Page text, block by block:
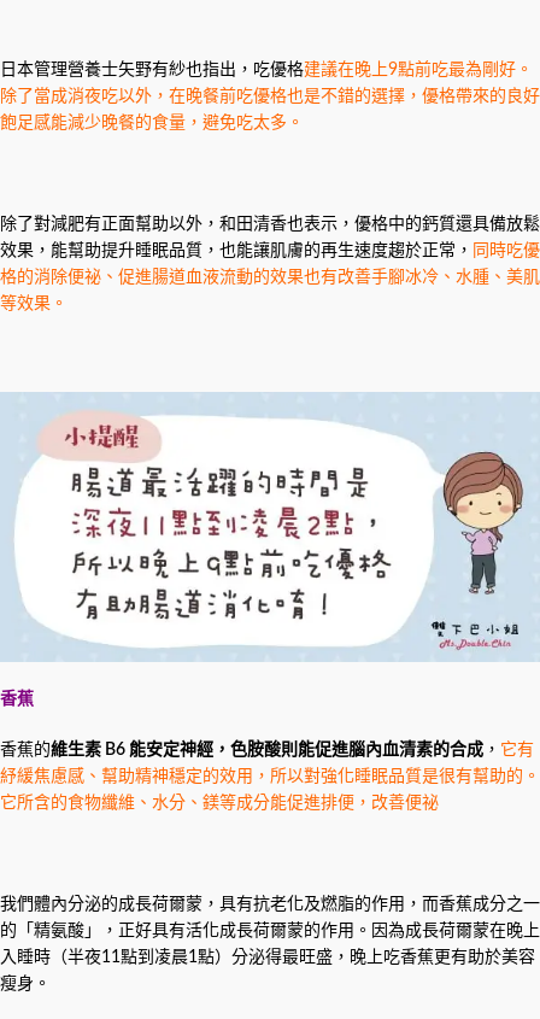
日本管理營養士矢野有紗也指出，吃優格建議在晚上9點前吃最為剛好。
除了當成消夜吃以外，在晚餐前吃優格也是不錯的選擇，優格帶來的良好
飽足感能減少晚餐的食量，避免吃太多。
除了對減肥有正面幫助以外，和田清香也表示，優格中的鈣質還具備放鬆
效果，能幫助提升睡眠品質，也能讓肌膚的再生速度趨於正常， 同時吃優
格的消除便祕、促進腸道血液流動的效果也有改善手腳冰冷、水腫、美肌
等效果。
香蕉
香蕉的維生素 B6 能安定神經，色胺酸則能促進腦內血清素的合成 ， 它有
紓緩焦慮感、幫助精神穩定的效用，所以對強化睡眠品質是很有幫助的。
它所含的食物纖維、水分、鎂等成分能促進排便，改善便祕
我們體內分泌的成長荷爾蒙，具有抗老化及燃脂的作用，而香蕉成分之一
的「精氨酸」，正好具有活化成長荷爾蒙的作用。因為成長荷爾蒙在晚上
入睡時（半夜11點到凌晨1點）分泌得最旺盛，晚上吃香蕉更有助於美容
瘦身。